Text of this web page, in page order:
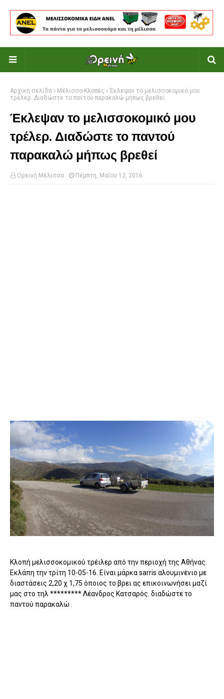
Αρχική σελίδα Μέλισσο-Κλοπές
Έκλεψαν το μελισσοκομικό μου
τρέλερ. Διαδώστε το παντού παρακαλώ μήπως βρεθεί
Έκλεψαν το μελισσοκομικό μου
τρέλερ. Διαδώστε το παντού
παρακαλώ μήπως βρεθεί
Ορεινή Μέλισσα Πέμπτη, Μαΐου 12, 2016
Κλοπή μελισσοκομικού τρέιλερ από την περιοχή της Αθήνας.
Εκλάπη την τρίτη 10-05-16. Είναι μάρκα sarris αλουμινένιο με
διαστάσεις 2,20 χ 1,75 όποιος το βρει ας επικοινωνήσει μαζί
μας στο τηλ ********* Λέανδρος Κατσαρός. διαδώστε το
παντού παρακαλώ .